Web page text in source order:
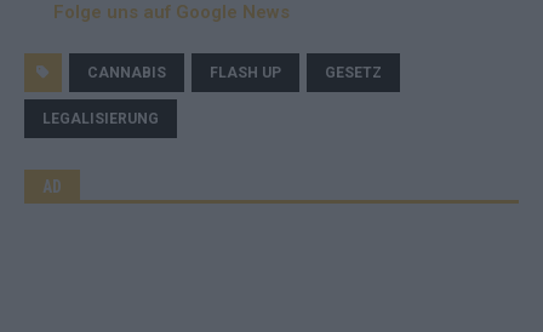
Folge uns auf Google News
CANNABIS FLASH UP GESETZ
LEGALISIERUNG
AD